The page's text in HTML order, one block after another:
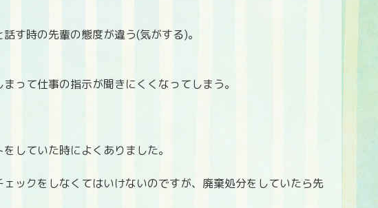
す時の先輩の態度が違う(気がする)。
って仕事の指示が聞きにくくなってしまう。
していた時によくありました。
ックをしなくてはいけないのですが、廃棄処分をしていたら先